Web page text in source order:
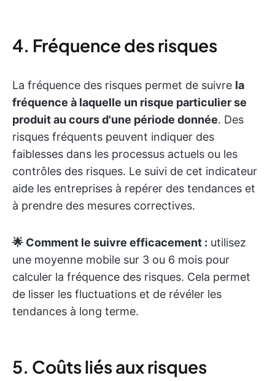
4. Fréquence des risques
La fréquence des risques permet de suivre la
fréquence à laquelle un risque particulier se
produit au cours d'une période donnée. Des
risques fréquents peuvent indiquer des
faiblesses dans les processus actuels ou les
contrôles des risques. Le suivi de cet indicateur
aide les entreprises à repérer des tendances et
à prendre des mesures correctives.
🌟 Comment le suivre efficacement : utilisez
une moyenne mobile sur 3 ou 6 mois pour
calculer la fréquence des risques. Cela permet
de lisser les fluctuations et de révéler les
tendances à long terme.
5. Coûts liés aux risques